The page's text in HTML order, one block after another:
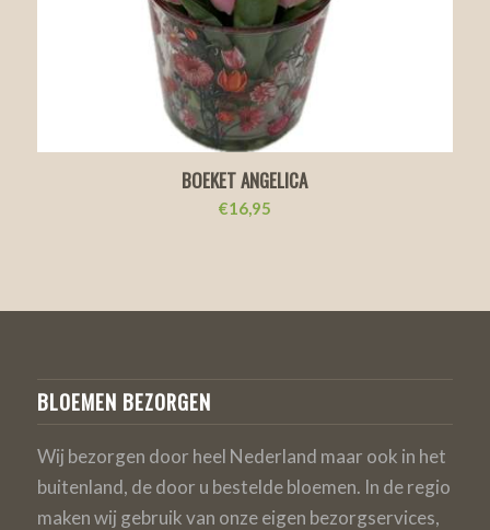
BOEKET ANGELICA
€16,95
BLOEMEN BEZORGEN
Wij bezorgen door heel Nederland maar ook in het
buitenland, de door u bestelde bloemen. In de regio
maken wij gebruik van onze eigen bezorgservices,